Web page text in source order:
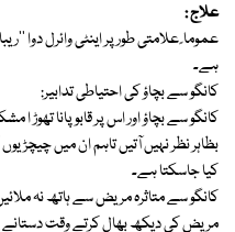
علاج :
عموما ً علامتی طور پر اینٹی وائرل دوا
ہے۔
کانگو سے بچاؤ کی احتیاطی تدابیر:
کانگو سے بچاؤ اور اس پر قابو پانا
بظاہر نظر نہیں آتیں تاہم ان میں
کیا جاسکتا ہے۔
کانگو سے متاثرہ مریض سے ہاتھ نہ
مریض کی دیکھ بھال کرتے وقت دستانے